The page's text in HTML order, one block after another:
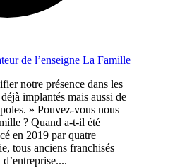
de l’enseigne La Famille
notre présence dans les
implantés mais aussi de
» Pouvez-vous nous
? Quand a-t-il été
en 2019 par quatre
tous anciens franchisés